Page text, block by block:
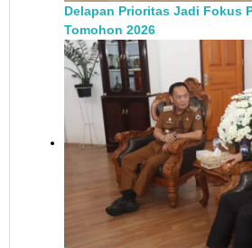
Delapan Prioritas Jadi Fokus
Tomohon 2026